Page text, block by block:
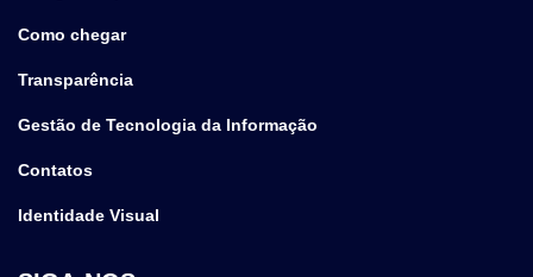
Como chegar
Transparência
Gestão de Tecnologia da Informação
Contatos
Identidade Visual